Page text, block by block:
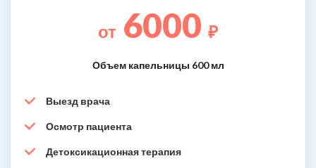
от 6000 ₽
Объем капельницы 600 мл
Выезд врача
Осмотр пациента
Детоксикационная терапия